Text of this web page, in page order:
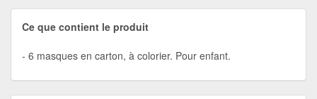
Ce que contient le produit
6 masques en carton, à colorier. Pour enfant.